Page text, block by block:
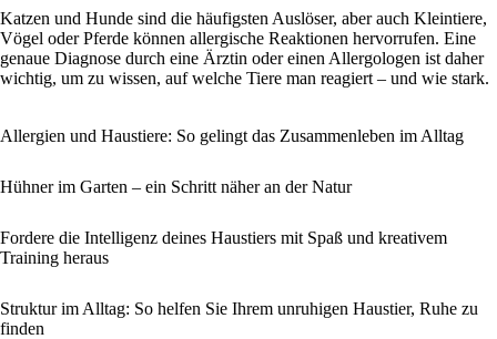
Katzen und Hunde sind die häufigsten Auslöser, aber auch Kleintiere,
Vögel oder Pferde können allergische Reaktionen hervorrufen. Eine
genaue Diagnose durch eine Ärztin oder einen Allergologen ist daher
wichtig, um zu wissen, auf welche Tiere man reagiert – und wie stark.
Allergien und Haustiere: So gelingt das Zusammenleben im Alltag
Hühner im Garten – ein Schritt näher an der Natur
Fordere die Intelligenz deines Haustiers mit Spaß und kreativem
Training heraus
Struktur im Alltag: So helfen Sie Ihrem unruhigen Haustier, Ruhe zu
finden